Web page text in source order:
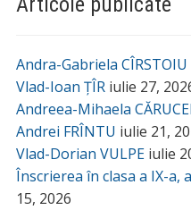
Andra-Gabriela CÎRSTOIU
Vlad-Ioan ȚÎR iulie 27,
Andreea-Mihaela
Andrei FRÎNTU iulie 21,
Vlad-Dorian VULPE iulie
Înscrierea în clasa a IX-a,
15, 2026